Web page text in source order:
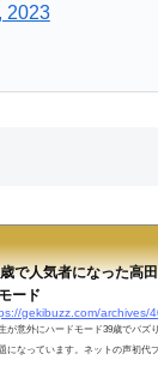
2023
で人気者になった高
ード
gekibuzz.com/archives/
が意外にハードモード39歳でバズ
になっています。ネットの声初代